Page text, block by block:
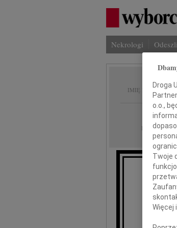
Nekrologi Odeszli
IMIĘ I NAZWISKO:
REGION:
DATA EMISJI:
Droga
o.o.,
Twoje
Więcej